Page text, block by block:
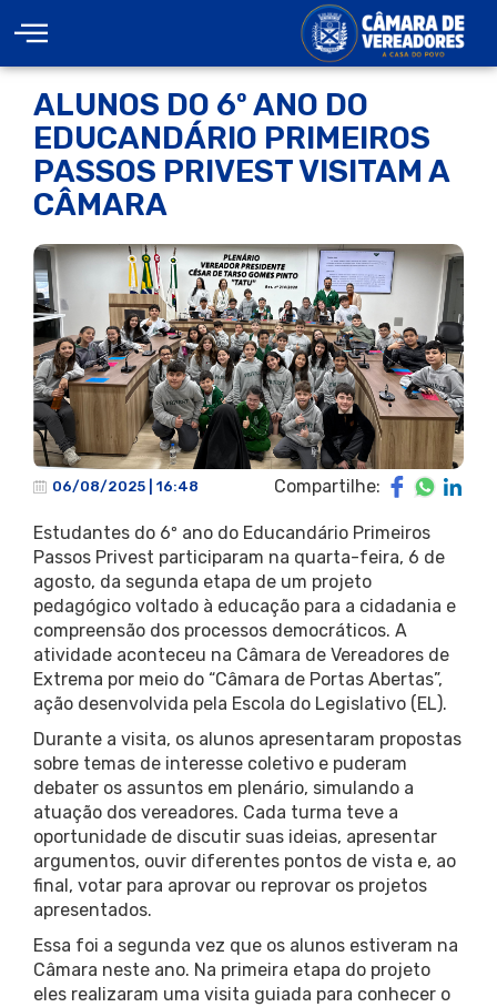
ALUNOS DO 6º ANO DO
EDUCANDÁRIO PRIMEIROS
PASSOS PRIVEST VISITAM A
CÂMARA
06/08/2025 | 16:48 Compartilhe:
Estudantes do 6º ano do Educandário Primeiros
Passos Privest participaram na quarta-feira, 6 de
agosto, da segunda etapa de um projeto
pedagógico voltado à educação para a cidadania e
compreensão dos processos democráticos. A
atividade aconteceu na Câmara de Vereadores de
Extrema por meio do “Câmara de Portas Abertas”,
ação desenvolvida pela Escola do Legislativo (EL).
Durante a visita, os alunos apresentaram propostas
sobre temas de interesse coletivo e puderam
debater os assuntos em plenário, simulando a
atuação dos vereadores. Cada turma teve a
oportunidade de discutir suas ideias, apresentar
argumentos, ouvir diferentes pontos de vista e, ao
final, votar para aprovar ou reprovar os projetos
apresentados.
Essa foi a segunda vez que os alunos estiveram na
Câmara neste ano. Na primeira etapa do projeto
eles realizaram uma visita guiada para conhecer o